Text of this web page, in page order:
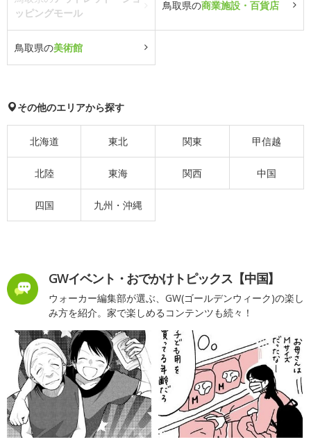
ッピングモール
鳥取県の商業施設・百貨店
鳥取県の美術館
その他のエリアから探す
北海道 東北 関東 甲信越
北陸 東海 関西 中国
四国 九州・沖縄
GWイベント・おでかけトピックス【中国】
ウォーカー編集部が選ぶ、GW(ゴールデンウィーク)の楽し
み方を紹介。家で楽しめるコンテンツも続々！